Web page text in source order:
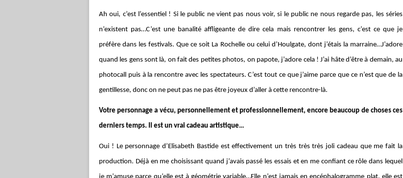
Ah oui, c’est l’essentiel ! Si le public ne vient pas nous voir, si le public ne nous regarde pas, les séries
n’existent pas…C’est une banalité affligeante de dire cela mais rencontrer les gens, c’est ce que je
préfère dans les festivals. Que ce soit La Rochelle ou celui d’Houlgate, dont j’étais la marraine…J’adore
quand les gens sont là, on fait des petites photos, on papote, j’adore cela ! J’ai hâte d’être à demain, au
photocall puis à la rencontre avec les spectateurs. C’est tout ce que j’aime parce que ce n’est que de la
gentillesse, donc on ne peut pas ne pas être joyeux d’aller à cette rencontre-là.
Votre personnage a vécu, personnellement et professionnellement, encore beaucoup de choses ces
derniers temps. Il est un vrai cadeau artistique…
Oui ! Le personnage d’Elisabeth Bastide est effectivement un très très très joli cadeau que me fait la
production. Déjà en me choisissant quand j’avais passé les essais et en me confiant ce rôle dans lequel